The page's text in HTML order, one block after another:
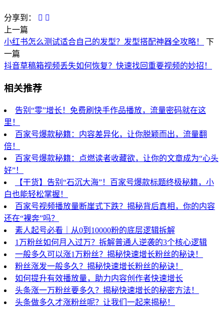
分享到：
上一篇
小红书怎么测试适合自己的发型？发型搭配神器全攻略！
下
一篇
抖音草稿箱视频丢失如何恢复？快速找回重要视频的妙招！
相关推荐
告别“零”增长！免费刷快手作品播放，流量密码就在这
里！
百家号爆款秘籍：内容差异化，让你脱颖而出，流量翻
倍！
百家号爆款秘籍：点燃读者收藏欲，让你的文章成为“心头
好”！
【干货】告别“石沉大海”！百家号爆款标题终极秘籍，小
白也能轻松掌握！
百家号视频播放量断崖式下跌？揭秘背后真相，你的内容
还在“裸奔”吗？
素人起号必看｜从0到10000粉的底层逻辑拆解
1万粉丝如何月入过万？拆解普通人逆袭的3个核心逻辑
一般多久可以涨1万粉丝？揭秘快速增长粉丝的秘诀！
粉丝涨发一般多久？揭秘快速增长粉丝的秘诀！
如何提升有效播放量，助力内容创作者快速增长
头条涨一万粉丝要多久？揭秘快速增长的秘密方法！
头条做多久才涨粉丝呢？让我们一起来揭秘！